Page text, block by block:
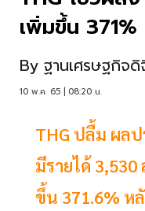
เพิ่มขึ้น 371%
By ฐานเศรษฐกิจ
10 พ.ค. 65 | 08:20 น.
THG ปลื้ม ผล
มีรายได้ 3,530
ขึ้น 371.6% ห